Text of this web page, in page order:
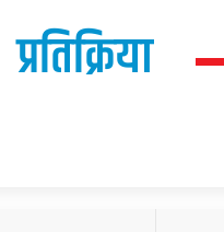
प्रतिक्रिया